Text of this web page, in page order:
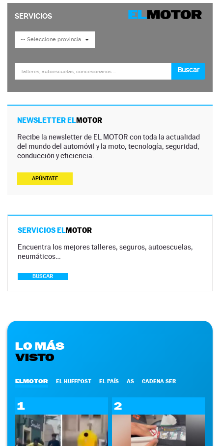
NEWSLETTER ELMOTOR
Recibe la newsletter de EL MOTOR con toda la actualidad
del mundo del automóvil y la moto, tecnología, seguridad,
conducción y eficiencia.
APÚNTATE
SERVICIOS ELMOTOR
Encuentra los mejores talleres, seguros, autoescuelas,
neumáticos…
BUSCAR
LO MÁS
VISTO
ELMOTOR EL HUFFPOST EL PAÍS AS CADENA SER
1 2